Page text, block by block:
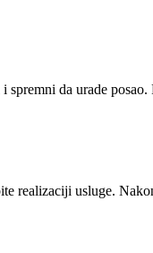
da urade
realizaciji usluge.